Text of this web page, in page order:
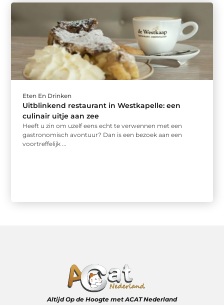
Eten En Drinken
Uitblinkend restaurant in Westkapelle: een
culinair uitje aan zee
Heeft u zin om uzelf eens echt te verwennen met een
gastronomisch avontuur? Dan is een bezoek aan een
voortreffelijk ...
Altijd Op de Hoogte met ACAT Nederland